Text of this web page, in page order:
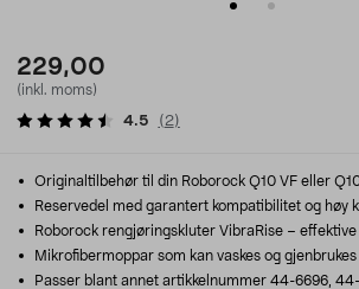
229,00
(inkl. moms)
4.5 ( 2)
Originaltilbehør til din Roborock Q10 VF eller
Reservedel med garantert kompatibilitet og høy
Roborock rengjøringskluter VibraRise –
Mikrofibermoppar som kan vaskes og
Passer blant annet artikkelnummer 44-6696,